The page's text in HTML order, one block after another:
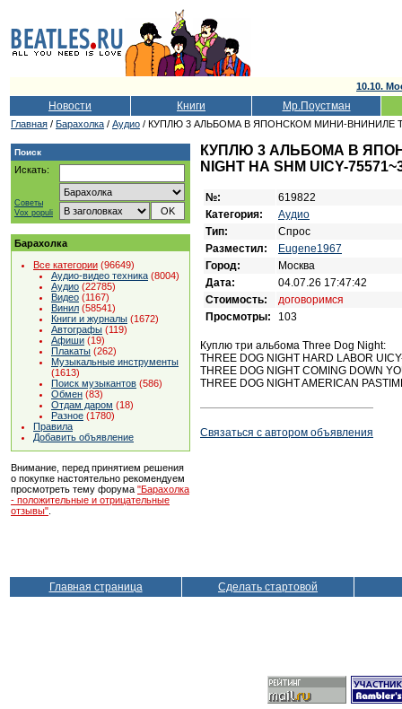
10.10.
Новости Книги Мр.Поустман
Главная / Барахолка / Аудио / КУПЛЮ 3 АЛЬБОМА В ЯПОНСКОМ МИНИ-ВНИНИЛЕ
Поиск
Искать:
Советы
Vox populi
Барахолка
Все категории (96649)
Аудио-видео техника (8004)
Аудио (22785)
Видео (1167)
Винил (58541)
Книги и журналы (1672)
Автографы (119)
Афиши (19)
Плакаты (262)
Музыкальные инструменты
(1613)
Поиск музыкантов (586)
Обмен (83)
Отдам даром (18)
Разное (1780)
Правила
Добавить объявление
Внимание, перед принятием решения
о покупке настоятельно рекомендуем
просмотреть тему форума "Барахолка
- положительные и отрицательные
отзывы"
КУПЛЮ 3 АЛЬБОМА В
NIGHT НА SHM UICY-
№:
619822
Категория:
Аудио
Тип:
Спрос
Разместил:
Eugene1967
Город:
Москва
Дата:
04.07.26 17:47:42
Стоимость:
договоримся
Просмотры:
103
Куплю три альбома Three Dog Night:
THREE DOG NIGHT HARD LABOR
THREE DOG NIGHT COMING DOWN
THREE DOG NIGHT AMERICAN
Связаться с автором объявления
Главная страница Сделать стартовой